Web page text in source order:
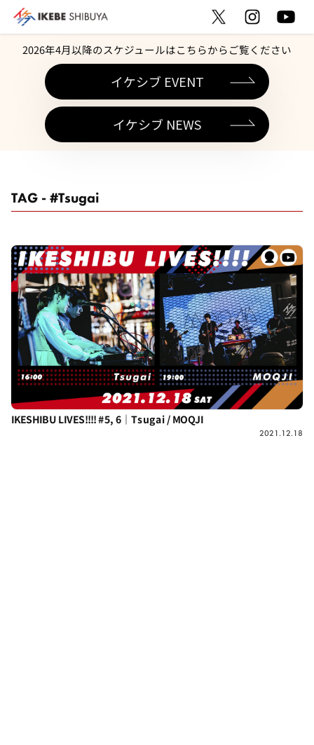
2026年4月以降のスケジュールはこちらからご覧ください
イケシブ EVENT
イケシブ NEWS
TAG - #Tsugai
IKESHIBU LIVES!!!! #5, 6｜Tsugai / MOQJI
2021.12.18